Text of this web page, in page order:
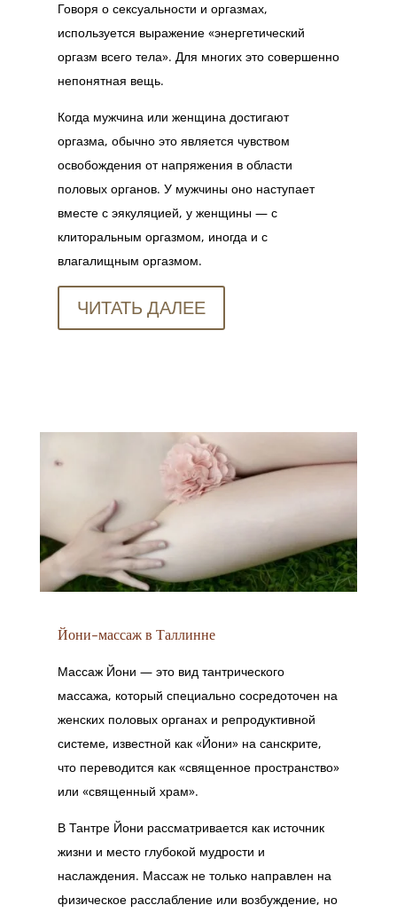
Говоря о сексуальности и оргазмах,
используется выражение «энергетический
оргазм всего тела». Для многих это совершенно
непонятная вещь.
Когда мужчина или женщина достигают
оргазма, обычно это является чувством
освобождения от напряжения в области
половых органов. У мужчины оно наступает
вместе с эякуляцией, у женщины — с
клиторальным оргазмом, иногда и с
влагалищным оргазмом.
ЧИТАТЬ ДАЛЕЕ
Йони-массаж в Таллинне
Массаж Йони — это вид тантрического
массажа, который специально сосредоточен на
женских половых органах и репродуктивной
системе, известной как «Йони» на санскрите,
что переводится как «священное пространство»
или «священный храм».
В Тантре Йони рассматривается как источник
жизни и место глубокой мудрости и
наслаждения. Массаж не только направлен на
физическое расслабление или возбуждение, но